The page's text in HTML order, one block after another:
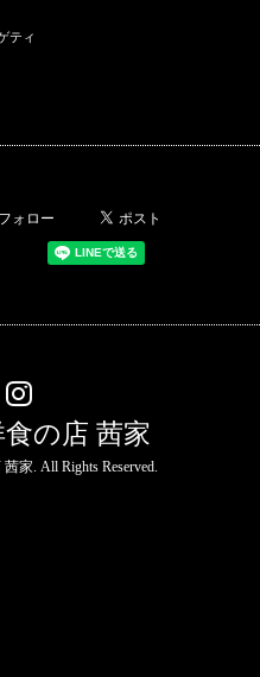
ティ
の店 茜家
茜家. All Rights Reserved.